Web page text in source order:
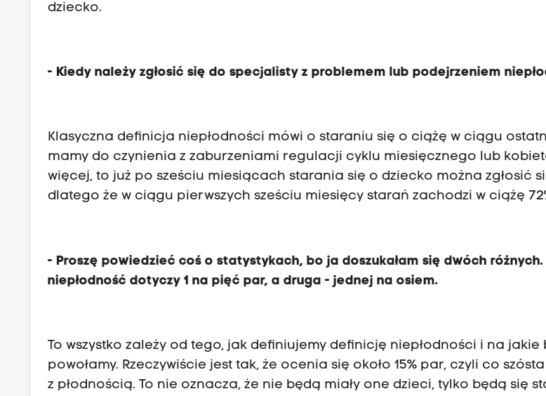
dziecko.
- Kiedy należy zgłosić się do specjalisty z problemem lub podejrzeniem
Klasyczna definicja niepłodności mówi o staraniu się o ciążę w ciągu
mamy do czynienia z zaburzeniami regulacji cyklu miesięcznego lub
więcej, to już po sześciu miesiącach starania się o dziecko można zgłosić
dlatego że w ciągu pierwszych sześciu miesięcy starań zachodzi w ciążę
- Proszę powiedzieć coś o statystykach, bo ja doszukałam się dwóch
niepłodność dotyczy 1 na pięć par, a druga - jednej na osiem.
To wszystko zależy od tego, jak definiujemy definicję niepłodności i na jakie
powołamy. Rzeczywiście jest tak, że ocenia się około 15% par, czyli co
z płodnością. To nie oznacza, że nie będą miały one dzieci, tylko będą się